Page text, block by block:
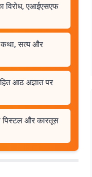
विरोध, एआईएसएफ
कथा, सत्य और
आठ अज्ञात पर
पिस्टल और कारतूस